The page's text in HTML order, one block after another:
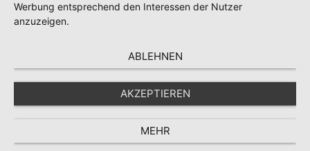
Werbung entsprechend den Interessen der Nutzer
anzuzeigen.
ABLEHNEN
AKZEPTIEREN
MEHR